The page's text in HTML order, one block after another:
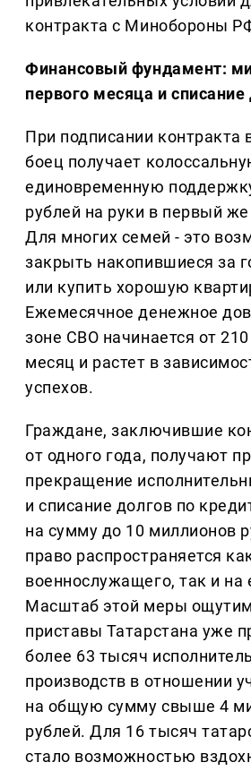
контракта с Минобороны
Финансовый фундамент:
первого месяца и списание
При подписании контракта
боец получает
единовременную
рублей на руки в первый
Для многих семей - это
закрыть накопившиеся за
или купить хорошую
Ежемесячное денежное
зоне СВО начинается от
месяц и растет в
успехов.
Граждане, заключившие
от одного года, получают
прекращение
и списание долгов по
на сумму до 10 миллионов
право распространяется
военнослужащего, так и на
Масштаб этой меры
приставы Татарстана уже
более 63 тысяч
производств в отношении
на общую сумму свыше 4
рублей. Для 16 тысяч
стало возможностью